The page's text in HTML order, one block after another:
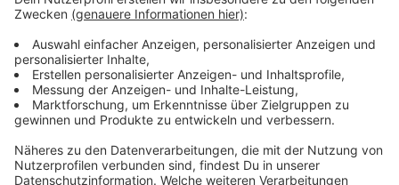
noch gute drei Wochen bis zum 18. April. Danach sollen
umgesetzt werden.
Anzeige
Weitere Infos und Links zum Thema:
Anzeige